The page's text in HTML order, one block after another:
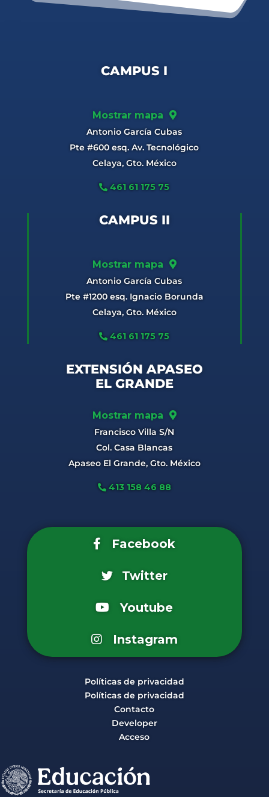
CAMPUS I
Mostrar mapa
Antonio García Cubas
Pte #600 esq. Av. Tecnológico
Celaya, Gto. México
461 61 175 75
CAMPUS II
Mostrar mapa
Antonio García Cubas
Pte #1200 esq. Ignacio Borunda
Celaya, Gto. México
461 61 175 75
EXTENSIÓN APASEO
EL GRANDE
Mostrar mapa
Francisco Villa S/N
Col. Casa Blancas
Apaseo El Grande, Gto. México
413 158 46 88
Facebook
Twitter
Youtube
Instagram
Políticas de privacidad
Políticas de privacidad
Contacto
Developer
Acceso